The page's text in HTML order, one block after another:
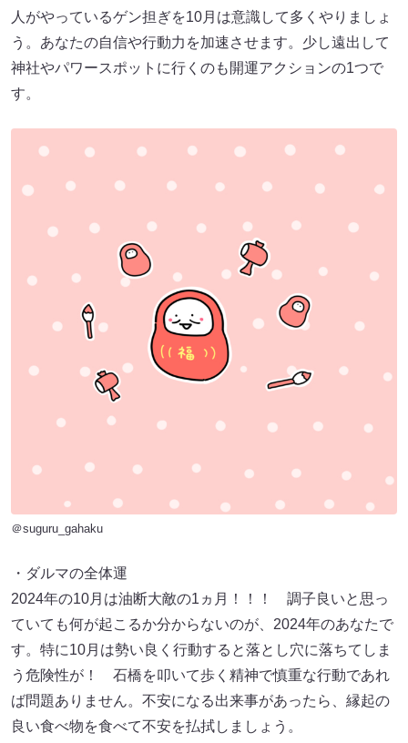
人がやっているゲン担ぎを10月は意識して多くやりましょ
う。あなたの自信や行動力を加速させます。少し遠出して
神社やパワースポットに行くのも開運アクションの1つで
す。
＠suguru_gahaku
・ダルマの全体運
2024年の10月は油断大敵の1ヵ月！！！ 調子良いと思っ
ていても何が起こるか分からないのが、2024年のあなたで
す。特に10月は勢い良く行動すると落とし穴に落ちてしま
う危険性が！ 石橋を叩いて歩く精神で慎重な行動であれ
ば問題ありません。不安になる出来事があったら、縁起の
良い食べ物を食べて不安を払拭しましょう。